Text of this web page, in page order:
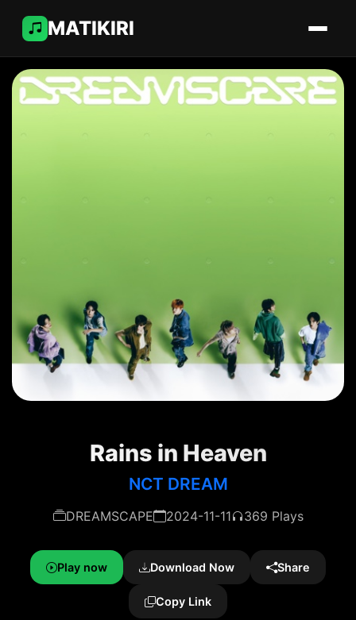
MATIKIRI
Rains in Heaven
NCT DREAM
DREAMSCAPE 2024-11-11 369 Plays
Play now Download Now Share
Copy Link